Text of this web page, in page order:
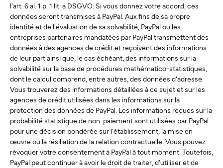
l'art. 6 al. 1 p. 1 lit. a DSGVO. Si vous donnez votre accord, ces
données seront transmises à PayPal. Aux fins de sa propre
identité et de l'évaluation de sa solvabilité, PayPal ou les
entreprises partenaires mandatées par PayPal transmettent des
données à des agences de crédit et reçoivent des informations
de leur part ainsi que, le cas échéant, des informations sur la
solvabilité sur la base de procédures mathématico-statistiques,
dont le calcul comprend, entre autres, des données d'adresse.
Vous trouverez des informations détaillées à ce sujet et sur les
agences de crédit utilisées dans les informations sur la
protection des données de PayPal. Les informations reçues sur la
probabilité statistique de non-paiement sont utilisées par PayPal
pour une décision pondérée sur l'établissement, la mise en
œuvre ou la résiliation de la relation contractuelle. Vous pouvez
révoquer votre consentement à PayPal à tout moment. Toutefois,
PayPal peut continuer à avoir le droit de traiter, d'utiliser et de